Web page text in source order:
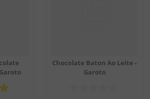
Chocolate Baton Ao Leite -
Garoto